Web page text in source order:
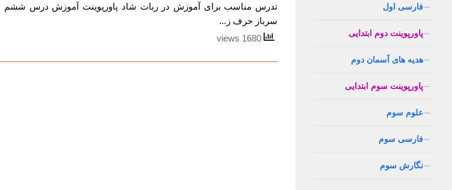
تدرس مناسب برای آموزش در ربات شاد پاورپوینت آموزش درس ششم
سرباز حرف ز...
فارسی اول
پاورپوینت دوم ابتدایی
هدیه های آسمان دوم
پاورپوینت سوم ابتدایی
علوم سوم
فارسی سوم
نگارش سوم